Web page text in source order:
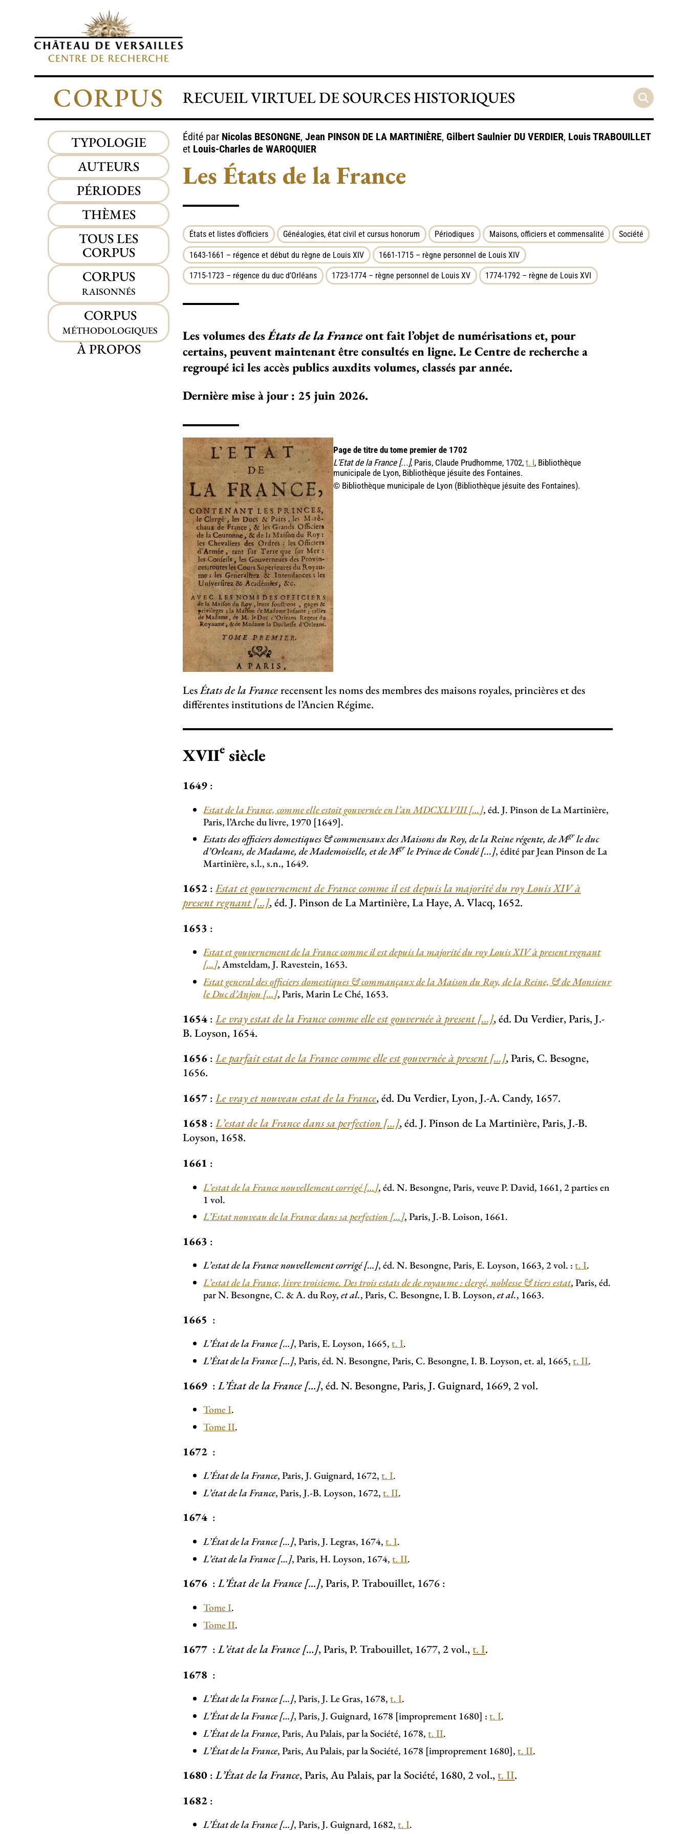
CORPUS RECUEIL VIRTUEL DE SOURCES HISTORIQUES
TYPOLOGIE
AUTEURS
PÉRIODES
THÈMES
TOUS LES
CORPUS
CORPUS
RAISONNÉS
CORPUS
MÉTHODOLOGIQUES
À PROPOS
Édité par Nicolas BESONGNE,Jean PINSON DE LA MARTINIÈRE, Gilbert Saulnier DU VERDIER, LouisTRABOUILLET
et Louis-Charles deWAROQUIER
Les États de la France
États et listes d’officiers Généalogies, état civil et cursus honorum Périodiques Maisons, officiers et commensalité Société
1643-1661 – régence et début du règne de Louis XIV 1661-1715 – règne personnel de Louis XIV
1715-1723 – régence du duc d’Orléans 1723-1774 – règne personnel de Louis XV 1774-1792 – règne de Louis XVI
Les volumes desÉtats de la Franceont fait l’objet de numérisations et, pour
certains, peuvent maintenant être consultés en ligne. Le Centre de recherche a
regroupé ici les accès publics auxdits volumes, classés par année.
Dernière mise à jour : 25 juin 2026.
Page de titre du tome premier de 1702
L’Etat de la France [...], Paris, Claude Prudhomme, 1702,t. I, Bibliothèque
municipale de Lyon, Bibliothèque jésuite des Fontaines.
© Bibliothèque municipale de Lyon (Bibliothèque jésuite des Fontaines).
LesÉtats de la Francerecensent les noms des membres des maisons royales, princières et des
différentes institutions de l’Ancien Régime.
XVIIe siècle
1649 :
Estat de la France, comme elle estoit gouvernée en l’an MDCXLVIII […], éd. J. Pinson de La Martinière,
Paris, l’Arche du livre, 1970 [1649].
Estats des officiers domestiques & commensaux des Maisons du Roy, de la Reine régente, de Mgrle duc
d’Orleans, de Madame, de Mademoiselle, et de Mgrle Prince de Condé [...], édité par Jean Pinson de La
Martinière, s.l., s.n., 1649.
1652 :Estat et gouvernement de France comme il est depuis la majorité du roy Louis XIV à
present regnant […], éd. J. Pinson de La Martinière, La Haye, A. Vlacq, 1652.
1653 :
Estat et gouvernement de la France comme il est depuis la majorité du roy Louis XIV à present regnant
[…], Amsteldam, J. Ravestein, 1653.
Estat general des officiers domestiques & commançaux de la Maison du Roy, de la Reine, & de Monsieur
le Duc d’Anjou […], Paris, Marin Le Ché, 1653.
1654 : Le vray estat de la France comme elle est gouvernée à present […], éd. Du Verdier, Paris, J.-
B. Loyson, 1654.
1656 :Le parfait estat de la France comme elle est gouvernée à present […], Paris, C. Besogne,
1656.
1657 :Le vray et nouveau estat de la France, éd. Du Verdier, Lyon, J.-A. Candy, 1657.
1658 :L’estat de la France dans sa perfection […], éd. J. Pinson de La Martinière, Paris, J.-B.
Loyson, 1658.
1661 :
L’estat de la France nouvellement corrigé […], éd. N. Besongne, Paris, veuve P. David, 1661, 2 parties en
1 vol.
L’Estat nouveau de la France dans sa perfection […], Paris, J.-B. Loison, 1661.
1663 :
L’estat de la France nouvellement corrigé […], éd. N. Besongne, Paris, E. Loyson, 1663, 2 vol. :t. I.
L’estat de la France, livre troisieme. Des trois estats de de royaume : clergé, noblesse & tiers estat, Paris, éd.
par N. Besongne, C. & A. du Roy,et al., Paris, C. Besongne, I. B. Loyson,et al., 1663.
1665 :
L’État de la France […], Paris, E. Loyson, 1665,t. I.
L’État de la France […], Paris, éd. N. Besongne, Paris, C. Besongne, I. B. Loyson, et. al, 1665,t. II.
1669 :L’État de la France […], éd. N. Besongne, Paris, J. Guignard, 1669, 2 vol.
Tome I.
Tome II.
1672 :
L’État de la France, Paris, J. Guignard, 1672,t. I.
L’état de la France, Paris, J.-B. Loyson, 1672,t. II.
1674 :
L’État de la France […], Paris, J. Legras, 1674,t. I.
L’état de la France […], Paris, H. Loyson, 1674,t. II.
1676 :L’État de la France […], Paris, P. Trabouillet, 1676 :
Tome I.
Tome II.
1677 :L’état de la France […], Paris, P. Trabouillet, 1677, 2 vol.,t. I.
1678 :
L’État de la France […], Paris, J. Le Gras, 1678,t. I.
L’État de la France […], Paris, J. Guignard, 1678 [improprement 1680] :t. I.
L’État de la France, Paris, Au Palais, par la Société, 1678,t. II.
L’État de la France, Paris, Au Palais, par la Société, 1678 [improprement 1680],t. II.
1680 :L’État de la France, Paris, Au Palais, par la Société, 1680, 2 vol.,t. II.
1682 :
L’État de la France […], Paris, J. Guignard, 1682,t. I.